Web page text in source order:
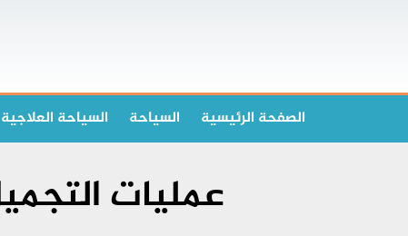
الصفحة الرئیسیة السياحة السياحة العلاجية
عمليات